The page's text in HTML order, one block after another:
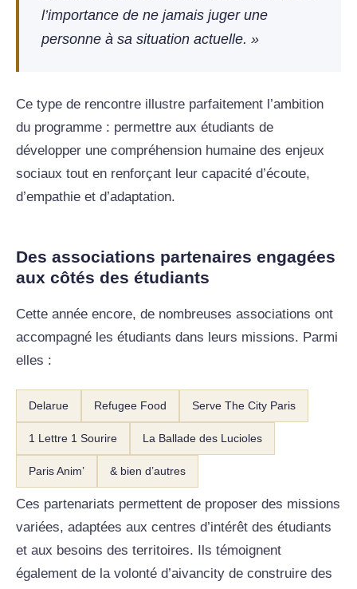
l’importance de ne jamais juger une
personne à sa situation actuelle. »
Ce type de rencontre illustre parfaitement l’ambition
du programme : permettre aux étudiants de
développer une compréhension humaine des enjeux
sociaux tout en renforçant leur capacité d’écoute,
d’empathie et d’adaptation.
Des associations partenaires engagées
aux côtés des étudiants
Cette année encore, de nombreuses associations ont
accompagné les étudiants dans leurs missions. Parmi
elles :
Delarue Refugee Food Serve The City Paris
1 Lettre 1 Sourire La Ballade des Lucioles
Paris Anim’ & bien d’autres
Ces partenariats permettent de proposer des missions
variées, adaptées aux centres d’intérêt des étudiants
et aux besoins des territoires. Ils témoignent
également de la volonté d’aivancity de construire des